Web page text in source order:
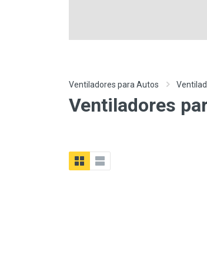
Ventiladores para Autos
Ventiladores